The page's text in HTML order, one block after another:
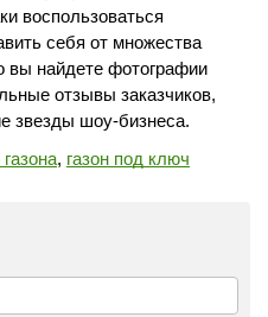
воспользоваться
себя от множества
найдете фотографии
отзывы заказчиков,
звезды шоу-бизнеса.
, газон под ключ